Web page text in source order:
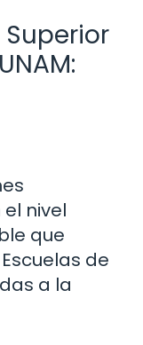
nivel
que
de
a la